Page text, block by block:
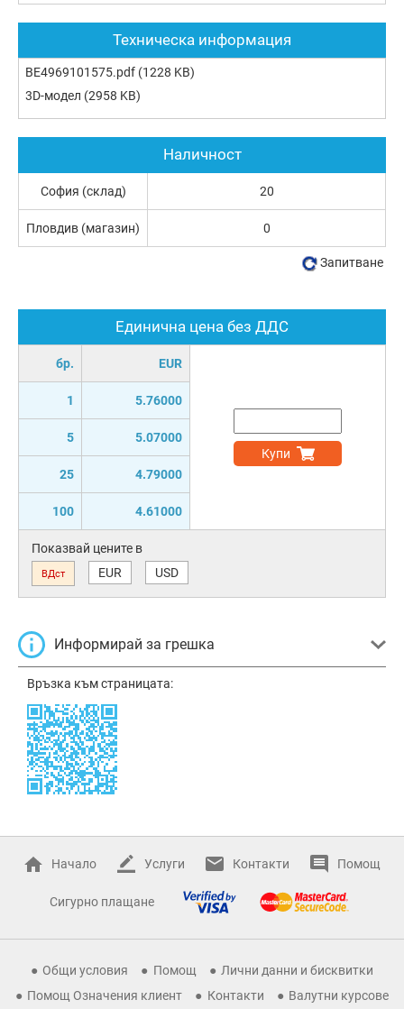
Техническа информация
BE4969101575.pdf (1228 KB)
3D-модел (2958 KB)
Единична цена без ДДС
бр. EUR
1 5.76000
5 5.07000
25 4.79000
100 4.61000
Купи
Показвай цените в
ВДст EUR USD
Информирай за грешка
Връзка към страницата:
Наличност
София (склад) 20
Пловдив (магазин) 0
Запитване
Начало Услуги Контакти Помощ
Сигурно плащане
Общи условия Помощ
Лични данни и бисквитки
Помощ Означения клиент
Контакти Валутни курсове